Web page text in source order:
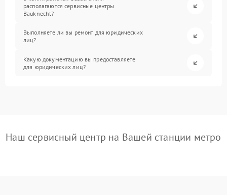
располагаются сервисные центры
Bauknecht?
Выполняете ли вы ремонт для юридических
лиц?
Какую документацию вы предоставляете
для юридических лиц?
Наш сервисный центр на Вашей станции метро